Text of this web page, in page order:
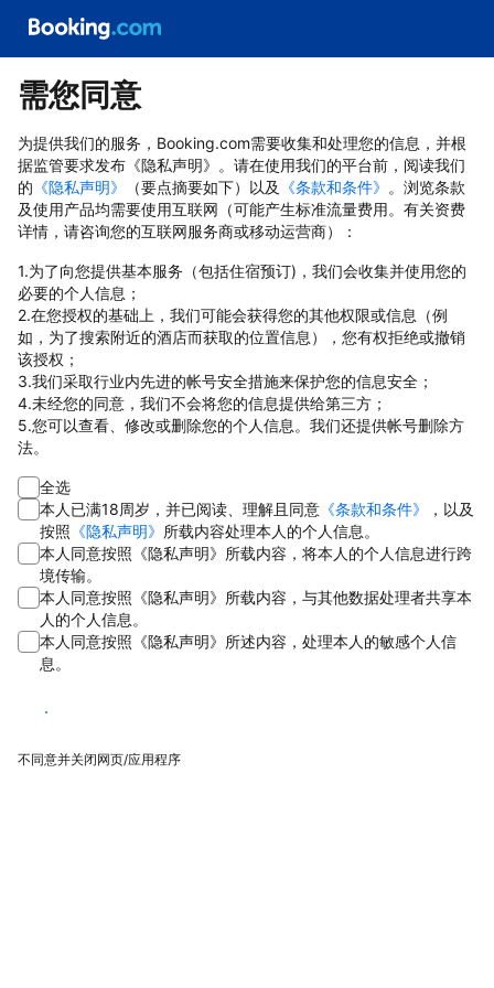
需您同意
为提供我们的服务，Booking.com需要收集和处理您的信息，并根
据监管要求发布《隐私声明》。请在使用我们的平台前，阅读我们
的 《隐私声明》 （要点摘要如下）以及 《条款和条件》 。浏览条款
及使用产品均需要使用互联网（可能产生标准流量费用。有关资费
详情，请咨询您的互联网服务商或移动运营商）：
1.为了向您提供基本服务（包括住宿预订)，我们会收集并使用您的
必要的个人信息；
2.在您授权的基础上，我们可能会获得您的其他权限或信息（例
如，为了搜索附近的酒店而获取的位置信息），您有权拒绝或撤销
该授权；
3.我们采取行业内先进的帐号安全措施来保护您的信息安全；
4.未经您的同意，我们不会将您的信息提供给第三方；
5.您可以查看、修改或删除您的个人信息。我们还提供帐号删除方
法。
全选
本人已满18周岁，并已阅读、理解且同意 《条款和条件》
，以及
按照 《隐私声明》 所载内容处理本人的个人信息。
本人同意按照《隐私声明》所载内容，将本人的个人信息进行跨
境传输。
本人同意按照《隐私声明》所载内容，与其他数据处理者共享本
人的个人信息。
本人同意按照《隐私声明》所述内容，处理本人的敏感个人信
息。
同意
不同意并关闭网页/应用程序